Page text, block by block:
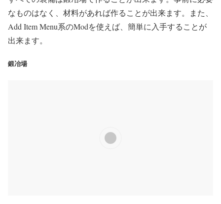
なものはなく、材料があれば作ることが出来ます。また、
Add Item Menu系のModを使えば、簡単に入手することが
出来ます。
鍛冶場